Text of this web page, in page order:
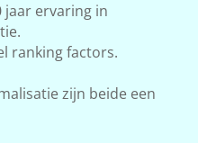
jaar ervaring in
ranking factors.
zijn beide een